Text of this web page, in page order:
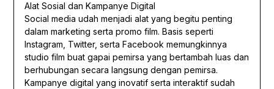
Alat Sosial dan Kampanye Digital
Social media udah menjadi alat yang begitu penting
dalam marketing serta promo film. Basis seperti
Instagram, Twitter, serta Facebook memungkinnya
studio film buat gapai pemirsa yang bertambah luas dan
berhubungan secara langsung dengan pemirsa.
Kampanye digital yang inovatif serta interaktif sudah